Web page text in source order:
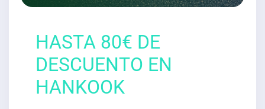
HASTA 80€ DE
DESCUENTO EN
HANKOOK